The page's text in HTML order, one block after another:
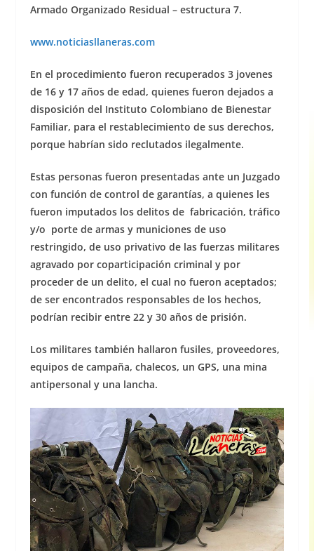
Armado Organizado Residual – estructura 7.
www.noticiasllaneras.com
En el procedimiento fueron recuperados 3 jovenes
de 16 y 17 años de edad, quienes fueron dejados a
disposición del Instituto Colombiano de Bienestar
Familiar, para el restablecimiento de sus derechos,
porque habrían sido reclutados ilegalmente.
Estas personas fueron presentadas ante un Juzgado
con función de control de garantías, a quienes les
fueron imputados los delitos de fabricación, tráfico
y/o porte de armas y municiones de uso
restringido, de uso privativo de las fuerzas militares
agravado por coparticipación criminal y por
proceder de un delito, el cual no fueron aceptados;
de ser encontrados responsables de los hechos,
podrían recibir entre 22 y 30 años de prisión.
Los militares también hallaron fusiles, proveedores,
equipos de campaña, chalecos, un GPS, una mina
antipersonal y una lancha.